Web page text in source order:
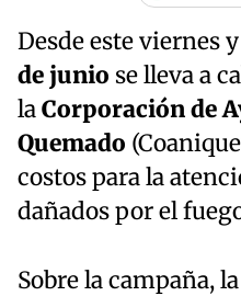
Desde este viernes y
de junio se lleva a
laCorporación de
Quemado
costos para la
dañados por el
Sobre la campaña,